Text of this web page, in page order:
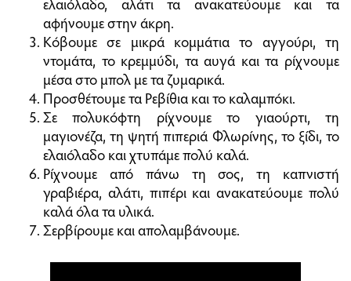
αφήνουμε στην άκρη.
Κόβουμε σε μικρά κομμάτια το αγγούρι, τη
ντομάτα, το κρεμμύδι, τα αυγά και τα ρίχνουμε
μέσα στο μπολ με τα ζυμαρικά.
Προσθέτουμε τα Ρεβίθια και το καλαμπόκι.
Σε πολυκόφτη ρίχνουμε το γιαούρτι, τη
μαγιονέζα, τη ψητή πιπεριά Φλωρίνης, το ξίδι, το
ελαιόλαδο και χτυπάμε πολύ καλά.
Ρίχνουμε από πάνω τη σος, τη καπνιστή
γραβιέρα, αλάτι, πιπέρι και ανακατεύουμε πολύ
καλά όλα τα υλικά.
Σερβίρουμε και απολαμβάνουμε.